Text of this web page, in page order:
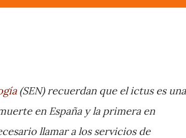
(SEN) recuerdan que el ictus es una
en España y la primera en
llamar a los servicios de